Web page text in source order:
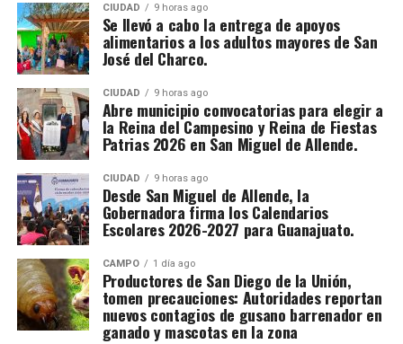
CIUDAD 9 horas ago
Se llevó a cabo la entrega de apoyos
alimentarios a los adultos mayores de San
José del Charco.
CIUDAD 9 horas ago
Abre municipio convocatorias para elegir a
la Reina del Campesino y Reina de Fiestas
Patrias 2026 en San Miguel de Allende.
CIUDAD 9 horas ago
Desde San Miguel de Allende, la
Gobernadora firma los Calendarios
Escolares 2026-2027 para Guanajuato.
CAMPO 1 día ago
Productores de San Diego de la Unión,
tomen precauciones: Autoridades reportan
nuevos contagios de gusano barrenador en
ganado y mascotas en la zona